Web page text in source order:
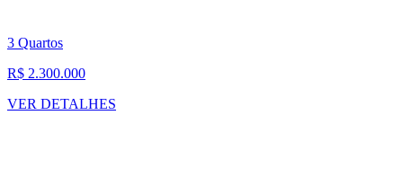
3 Quartos
R$ 2.300.000
VER DETALHES